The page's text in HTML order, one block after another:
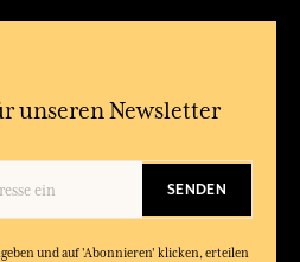
unseren Newsletter
SENDEN
und auf 'Abonnieren' klicken, erteilen